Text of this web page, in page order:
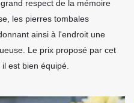
respect de la mémoire
les pierres tombales
ainsi à l'endroit une
Le prix proposé par cet
est bien équipé.